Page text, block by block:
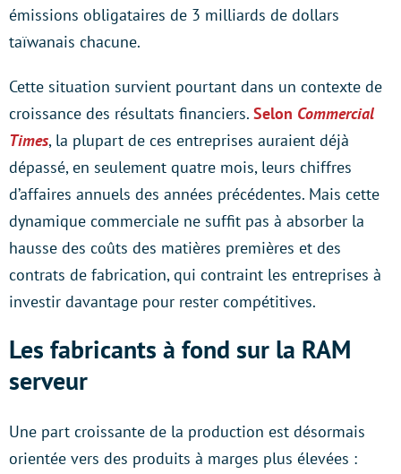
émissions obligataires de 3 milliards de dollars
taïwanais chacune.
Cette situation survient pourtant dans un contexte de
croissance des résultats financiers. Selon Commercial
Times, la plupart de ces entreprises auraient déjà
dépassé, en seulement quatre mois, leurs chiffres
d’affaires annuels des années précédentes. Mais cette
dynamique commerciale ne suffit pas à absorber la
hausse des coûts des matières premières et des
contrats de fabrication, qui contraint les entreprises à
investir davantage pour rester compétitives.
Les fabricants à fond sur la RAM
serveur
Une part croissante de la production est désormais
orientée vers des produits à marges plus élevées :